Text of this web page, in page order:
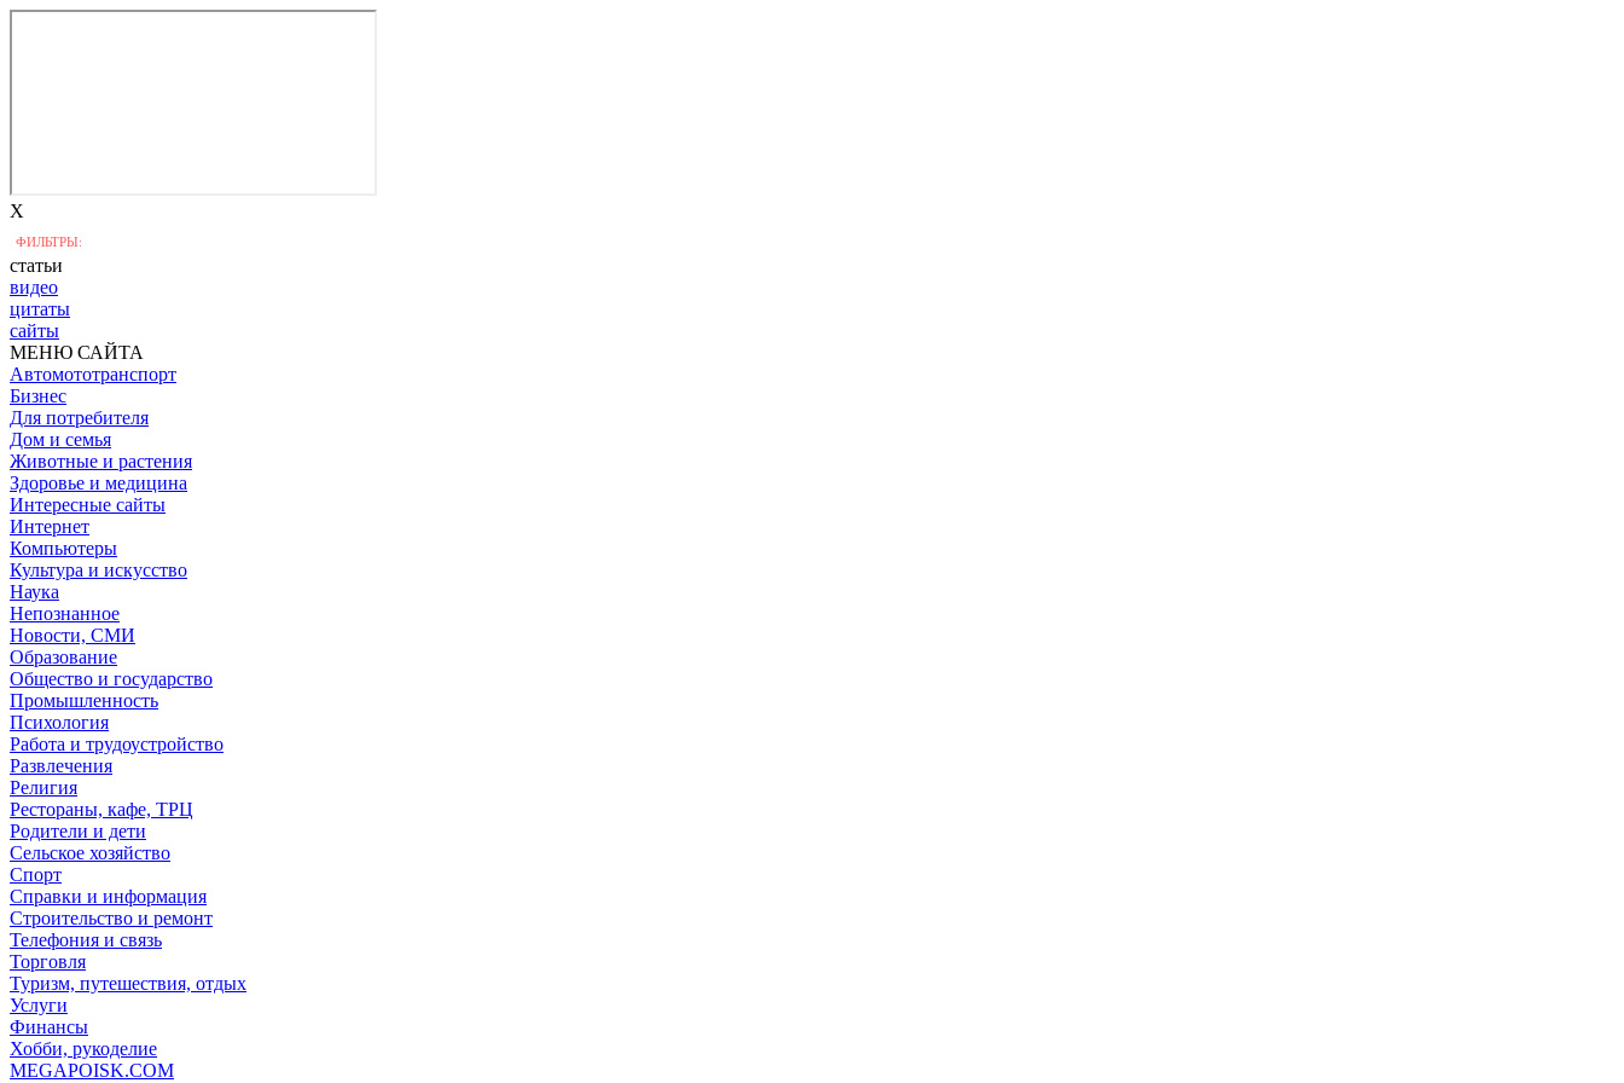
X
ФИЛЬТРЫ:
статьи
видео
цитаты
сайты
МЕНЮ САЙТА
Автомототранспорт
Бизнес
Для потребителя
Дом и семья
Животные и растения
Здоровье и медицина
Интересные сайты
Интернет
Компьютеры
Культура и искусство
Наука
Непознанное
Новости, СМИ
Образование
Общество и государство
Промышленность
Психология
Работа и трудоустройство
Развлечения
Религия
Рестораны, кафе, ТРЦ
Родители и дети
Сельское хозяйство
Спорт
Справки и информация
Строительство и ремонт
Телефония и связь
Торговля
Туризм, путешествия, отдых
Услуги
Финансы
Хобби, рукоделие
MEGAPOISK.COM